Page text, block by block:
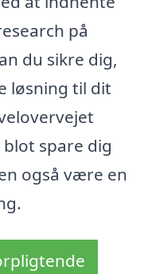
på
du sikre dig,
løsning til dit
spare dig
også være en